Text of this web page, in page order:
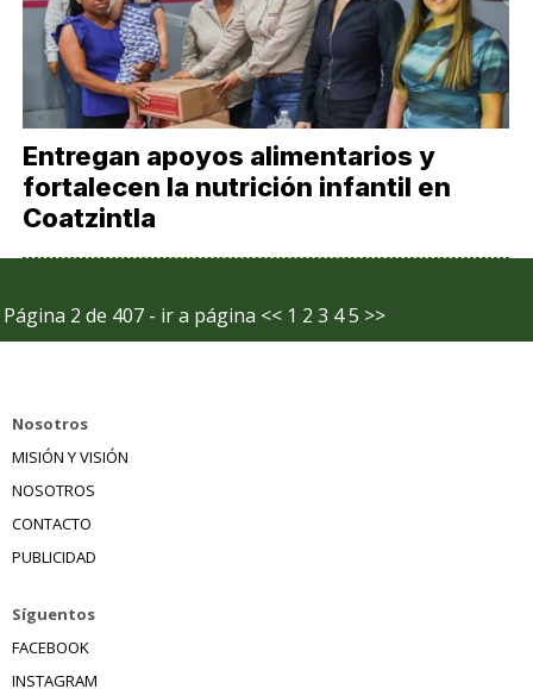
Entregan apoyos alimentarios y
fortalecen la nutrición infantil en
Coatzintla
Página 2 de 407 - ir a página << 1 2 3 45 >>
Nosotros
MISIÓN Y VISIÓN
NOSOTROS
CONTACTO
PUBLICIDAD
Síguentos
FACEBOOK
INSTAGRAM